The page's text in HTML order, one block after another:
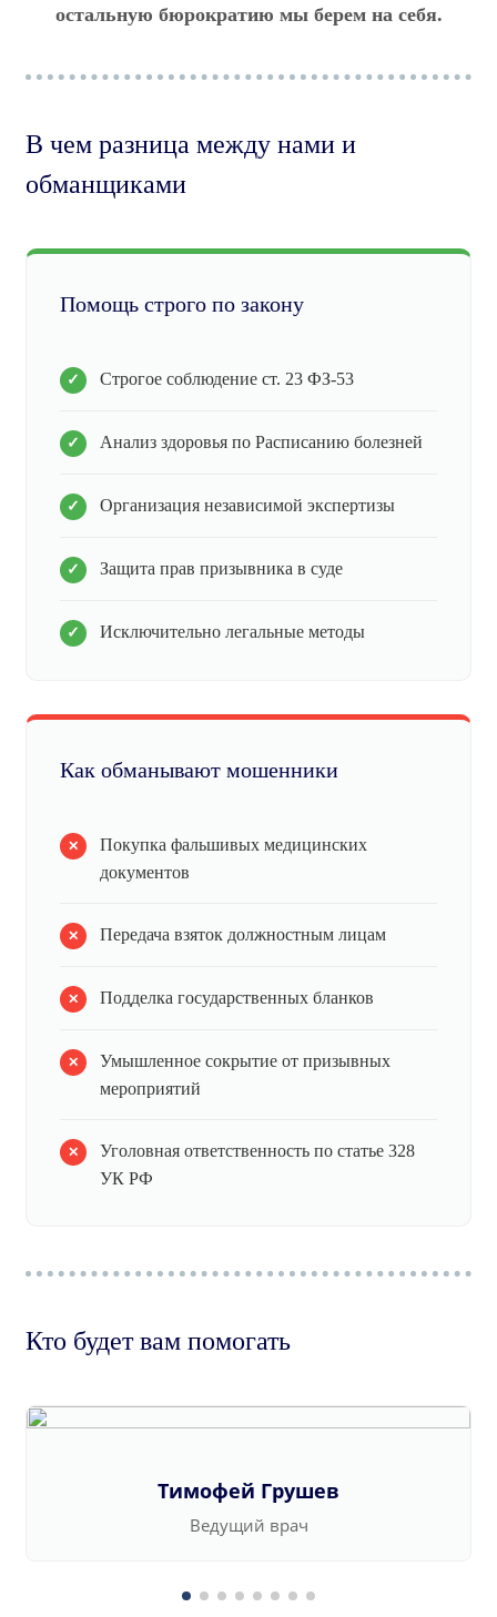
остальную бюрократию мы берем на себя.
В чем разница между нами и
обманщиками
Помощь строго по закону
Строгое соблюдение ст. 23 ФЗ-53
Анализ здоровья по Расписанию болезней
Организация независимой экспертизы
Защита прав призывника в суде
Исключительно легальные методы
Как обманывают мошенники
Покупка фальшивых медицинских
документов
Передача взяток должностным лицам
Подделка государственных бланков
Умышленное сокрытие от призывных
мероприятий
Уголовная ответственность по статье 328
УК РФ
Кто будет вам помогать
Тимофей Грушев
Ведущий врач